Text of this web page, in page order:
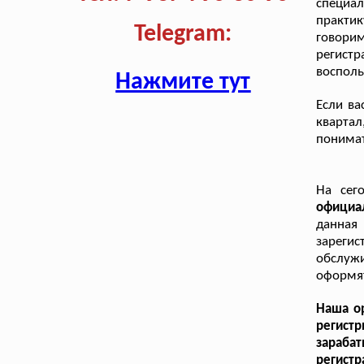
Telegram:
Нажмите тут
Если
На
Наша